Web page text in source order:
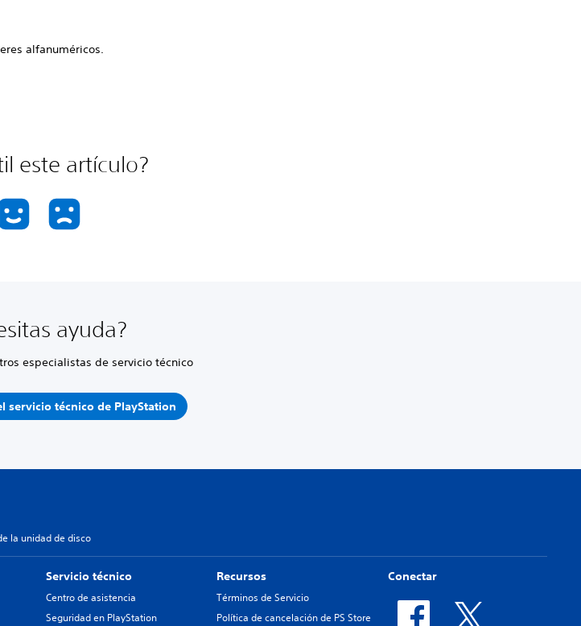
alfanuméricos.
este artículo?
ayuda?
especialistas de servicio técnico
servicio técnico de PlayStation
la unidad de disco
Servicio técnico
Centro de asistencia
Seguridad en PlayStation
Recursos
Términos de Servicio
Política de cancelación de PS Store
Conectar